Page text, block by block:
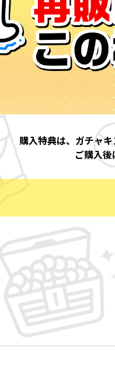
購入特典は、ガチャ
ご購入